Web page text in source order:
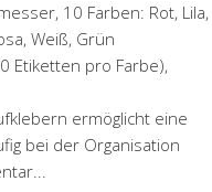
10 Farben: Rot, Lila,
Weiß, Grün
Etiketten pro Farbe),
ermöglicht eine
bei der Organisation